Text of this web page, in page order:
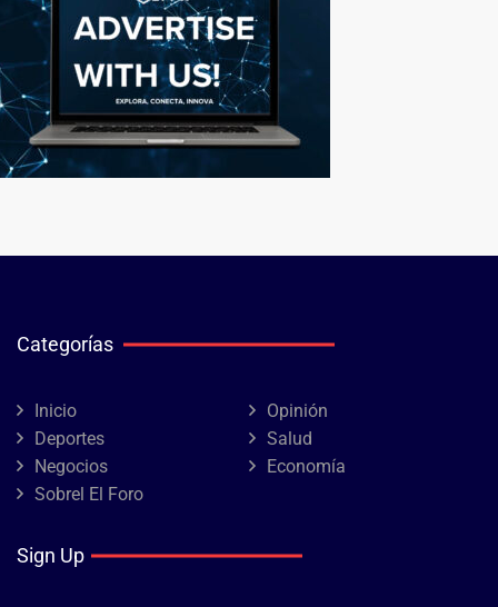
Categorías
Inicio
Opinión
Deportes
Salud
Negocios
Economía
Sobrel El Foro
Sign Up